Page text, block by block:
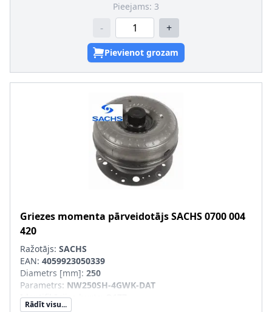
Pieejams: 3
- +
Pievienot grozam
Griezes momenta pārveidotājsSACHS0700 004
420
Ražotājs: SACHS
EAN: 4059923050339
Diametrs [mm]: 250
Parametrs: NW250SH-4GWK-DAT
Identifikācijas burts
Aizvietojamā daļa
Rādīt visu...